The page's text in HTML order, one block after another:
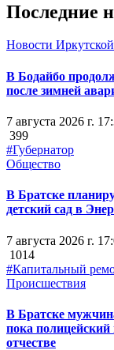
Последние
Новости
В Бодайбо
после зимней
7 августа 2026 г.
399
#Губернатор
Общество
В Братске
детский сад в
7 августа 2026 г.
1014
#Капитальный
Происшествия
В Братске
пока полицейский
отчестве